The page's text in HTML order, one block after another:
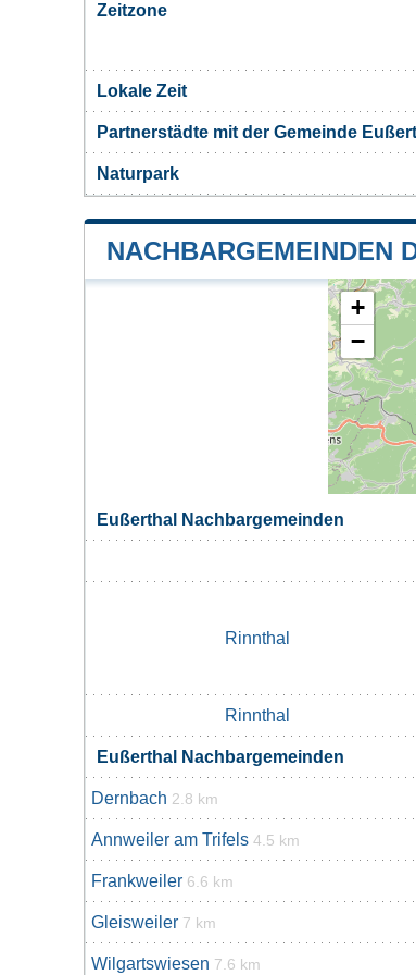
Zeitzone
Lokale Zeit
Partnerstädte mit der Gemeinde
Naturpark
NACHBARGEMEINDEN
+
−
Eußerthal Nachbargemeinden
Rinnthal
Rinnthal
Eußerthal Nachbargemeinden
Dernbach 2.8 km
Annweiler am Trifels 4.5 km
Frankweiler 6.6 km
Gleisweiler 7 km
Wilgartswiesen 7.6 km